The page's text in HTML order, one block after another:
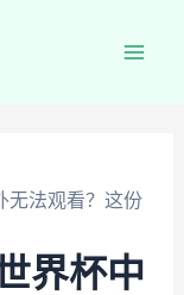
无法观看？这份
界杯中